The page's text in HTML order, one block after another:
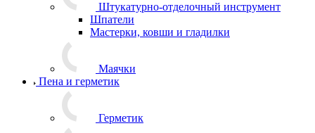
Штукатурно-отделочный инструмент
Шпатели
Мастерки, ковши и гладилки
Маячки
Пена и герметик
Герметик